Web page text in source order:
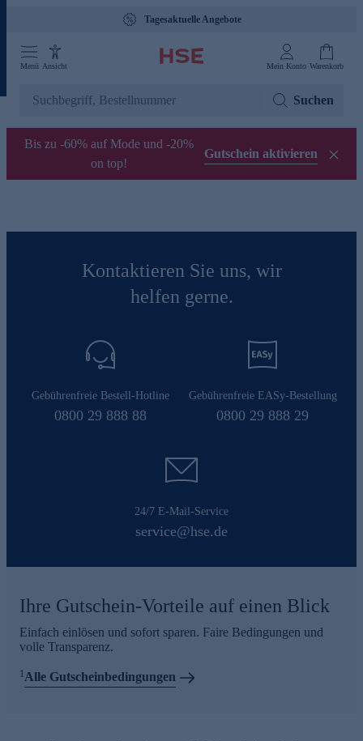
Tagesaktuelle Angebote
Menü Ansicht Mein Konto Warenkorb
Suchen
Bis zu -60% auf Mode und -20%
on top!
Gutschein aktivieren
Kontaktieren Sie uns, wir
helfen gerne.
Gebührenfreie Bestell-Hotline
0800 29 888 88
Gebührenfreie EASy-Bestellung
0800 29 888 29
24/7 E-Mail-Service
service@hse.de
Ihre Gutschein-Vorteile auf einen Blick
Einfach einlösen und sofort sparen. Faire Bedingungen und
volle Transparenz.
1Alle Gutscheinbedingungen